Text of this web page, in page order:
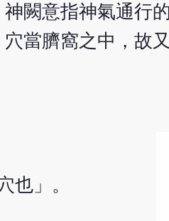
闕意指神氣通行
當臍窩之中，故
也」。